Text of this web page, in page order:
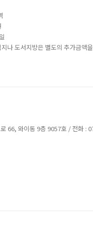
나 도서지방은 별도의 추가금액
66, 와이동 9층 9057호 / 전화 :